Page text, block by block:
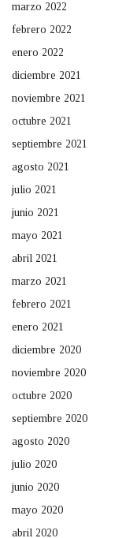
marzo 2022
febrero 2022
enero 2022
diciembre 2021
noviembre 2021
octubre 2021
septiembre 2021
agosto 2021
julio 2021
junio 2021
mayo 2021
abril 2021
marzo 2021
febrero 2021
enero 2021
diciembre 2020
noviembre 2020
octubre 2020
septiembre 2020
agosto 2020
julio 2020
junio 2020
mayo 2020
abril 2020